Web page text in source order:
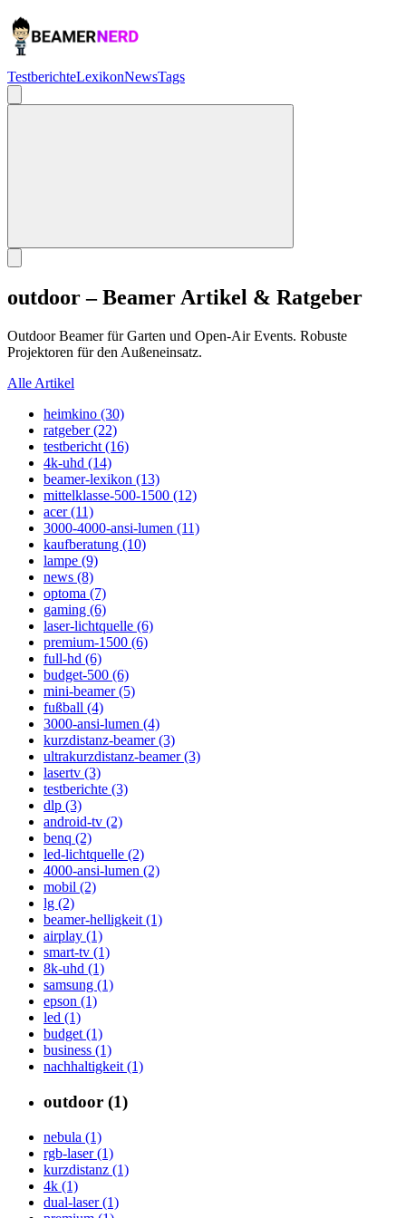
TestberichteLexikonNewsTags
outdoor – Beamer Artikel & Ratgeber
Outdoor Beamer für Garten und Open-Air Events. Robuste
Projektoren für den Außeneinsatz.
Alle Artikel
heimkino (30)
ratgeber (22)
testbericht (16)
4k-uhd (14)
beamer-lexikon (13)
mittelklasse-500-1500 (12)
acer (11)
3000-4000-ansi-lumen (11)
kaufberatung (10)
lampe (9)
news (8)
optoma (7)
gaming (6)
laser-lichtquelle (6)
premium-1500 (6)
full-hd (6)
budget-500 (6)
mini-beamer (5)
fußball (4)
3000-ansi-lumen (4)
kurzdistanz-beamer (3)
ultrakurzdistanz-beamer (3)
lasertv (3)
testberichte (3)
dlp (3)
android-tv (2)
benq (2)
led-lichtquelle (2)
4000-ansi-lumen (2)
mobil (2)
lg (2)
beamer-helligkeit (1)
airplay (1)
smart-tv (1)
8k-uhd (1)
samsung (1)
epson (1)
led (1)
budget (1)
business (1)
nachhaltigkeit (1)
outdoor (1)
nebula (1)
rgb-laser (1)
kurzdistanz (1)
4k (1)
dual-laser (1)